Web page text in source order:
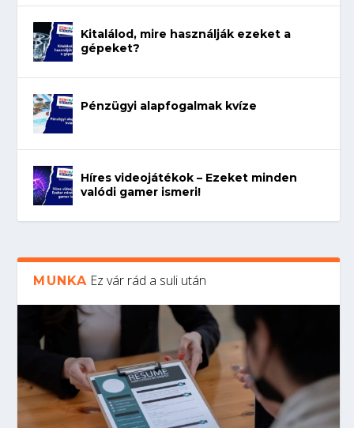
Kitalálod, mire használják ezeket a
gépeket?
Pénzügyi alapfogalmak kvíze
Híres videojátékok – Ezeket minden
valódi gamer ismeri!
MUNKA Ez vár rád a suli után